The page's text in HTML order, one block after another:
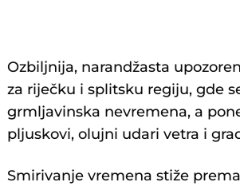
Ozbiljnija, narandžasta
za riječku i splitsku regiju, gde
grmljavinska nevremena, a
pljuskovi, olujni udari vetra i
Smirivanje vremena stiže